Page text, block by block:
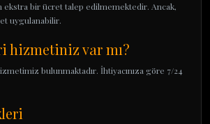
ekstra bir ücret talep edilmemektedir. Ancak,
uygulanabilir.
hizmetiniz var mı?
bulunmaktadır. İhtiyacınıza göre 7/24